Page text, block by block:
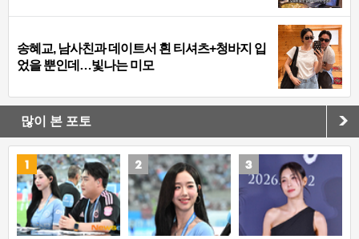
송혜교, 남사친과 데이트서 흰 티셔츠+청바지 입
었을 뿐인데…빛나는 미모
많이 본 포토